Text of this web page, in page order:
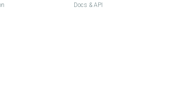
Docs & API